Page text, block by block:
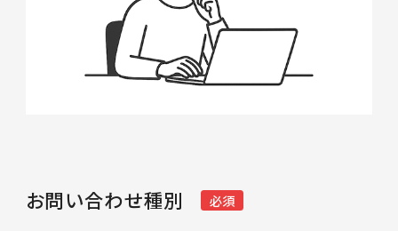
お問い合わせ種別 必須